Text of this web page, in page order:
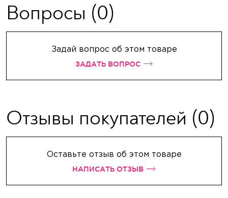
Вопросы (0)
Задай вопрос об этом товаре
ЗАДАТЬ ВОПРОС
Отзывы покупателей (0)
Оставьте отзыв об этом товаре
НАПИСАТЬ ОТЗЫВ